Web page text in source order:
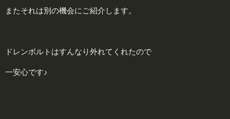
またそれは別の機会にご紹介します。
ドレンボルトはすんなり外れてくれたので
一安心です♪